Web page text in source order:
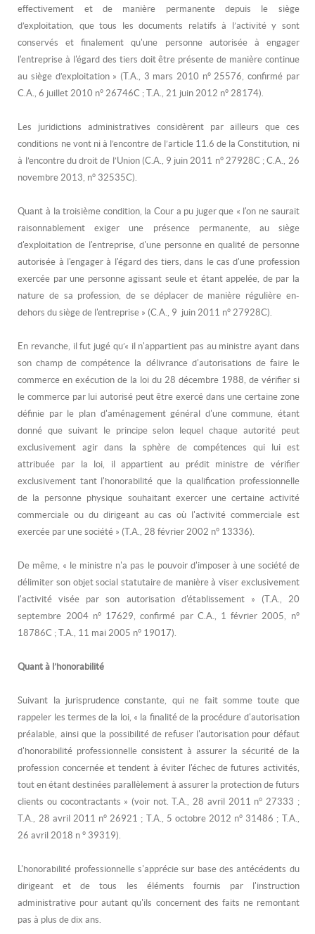
effectivement et de manière permanente depuis le siège
d’exploitation, que tous les documents relatifs à l’activité y sont
conservés et finalement qu'une personne autorisée à engager
l'entreprise à l'égard des tiers doit être présente de manière continue
au siège d’exploitation » (T.A., 3 mars 2010 n° 25576, confirmé par
C.A., 6 juillet 2010 n° 26746C ; T.A., 21 juin 2012 n° 28174).
Les juridictions administratives considèrent par ailleurs que ces
conditions ne vont ni à l’encontre de l’article 11.6 de la Constitution, ni
à l’encontre du droit de l’Union (C.A., 9 juin 2011 n° 27928C ; C.A., 26
novembre 2013, n° 32535C).
Quant à la troisième condition, la Cour a pu juger que « l'on ne saurait
raisonnablement exiger une présence permanente, au siège
d'exploitation de l'entreprise, d'une personne en qualité de personne
autorisée à l'engager à l'égard des tiers, dans le cas d'une profession
exercée par une personne agissant seule et étant appelée, de par la
nature de sa profession, de se déplacer de manière régulière en-
dehors du siège de l'entreprise » (C.A., 9 juin 2011 n° 27928C).
En revanche, il fut jugé qu’« il n'appartient pas au ministre ayant dans
son champ de compétence la délivrance d'autorisations de faire le
commerce en exécution de la loi du 28 décembre 1988, de vérifier si
le commerce par lui autorisé peut être exercé dans une certaine zone
définie par le plan d'aménagement général d'une commune, étant
donné que suivant le principe selon lequel chaque autorité peut
exclusivement agir dans la sphère de compétences qui lui est
attribuée par la loi, il appartient au prédit ministre de vérifier
exclusivement tant l'honorabilité que la qualification professionnelle
de la personne physique souhaitant exercer une certaine activité
commerciale ou du dirigeant au cas où l'activité commerciale est
exercée par une société » (T.A., 28 février 2002 n° 13336).
De même, « le ministre n'a pas le pouvoir d'imposer à une société de
délimiter son objet social statutaire de manière à viser exclusivement
l'activité visée par son autorisation d'établissement » (T.A., 20
septembre 2004 n° 17629, confirmé par C.A., 1 février 2005, n°
18786C ; T.A., 11 mai 2005 n° 19017).
Quant à l’honorabilité
Suivant la jurisprudence constante, qui ne fait somme toute que
rappeler les termes de la loi, « la finalité de la procédure d'autorisation
préalable, ainsi que la possibilité de refuser l'autorisation pour défaut
d'honorabilité professionnelle consistent à assurer la sécurité de la
profession concernée et tendent à éviter l'échec de futures activités,
tout en étant destinées parallèlement à assurer la protection de futurs
clients ou cocontractants » (voir not. T.A., 28 avril 2011 n° 27333 ;
T.A., 28 avril 2011 n° 26921 ; T.A., 5 octobre 2012 n° 31486 ; T.A.,
26 avril 2018 n ° 39319).
L'honorabilité professionnelle s'apprécie sur base des antécédents du
dirigeant et de tous les éléments fournis par l'instruction
administrative pour autant qu'ils concernent des faits ne remontant
pas à plus de dix ans.